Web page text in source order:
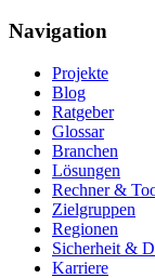
Navigation
Projekte
Blog
Ratgeber
Glossar
Branchen
Lösungen
Rechner &
Zielgruppen
Regionen
Sicherheit &
Karriere